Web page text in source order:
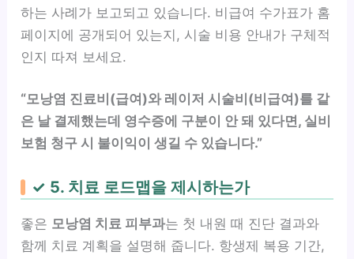
하는 사례가 보고되고 있습니다. 비급여 수가표가 홈
페이지에 공개되어 있는지, 시술 비용 안내가 구체적
인지 따져 보세요.
“모낭염 진료비(급여)와 레이저 시술비(비급여)를 같
은 날 결제했는데 영수증에 구분이 안 돼 있다면, 실비
보험 청구 시 불이익이 생길 수 있습니다.”
✓ 5. 치료 로드맵을 제시하는가
좋은 모낭염 치료 피부과는 첫 내원 때 진단 결과와
함께 치료 계획을 설명해 줍니다. 항생제 복용 기간,